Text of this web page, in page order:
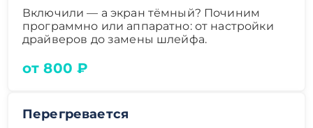
Включили — а экран тёмный? Починим
программно или аппаратно: от настройки
драйверов до замены шлейфа.
от 800 ₽
Перегревается